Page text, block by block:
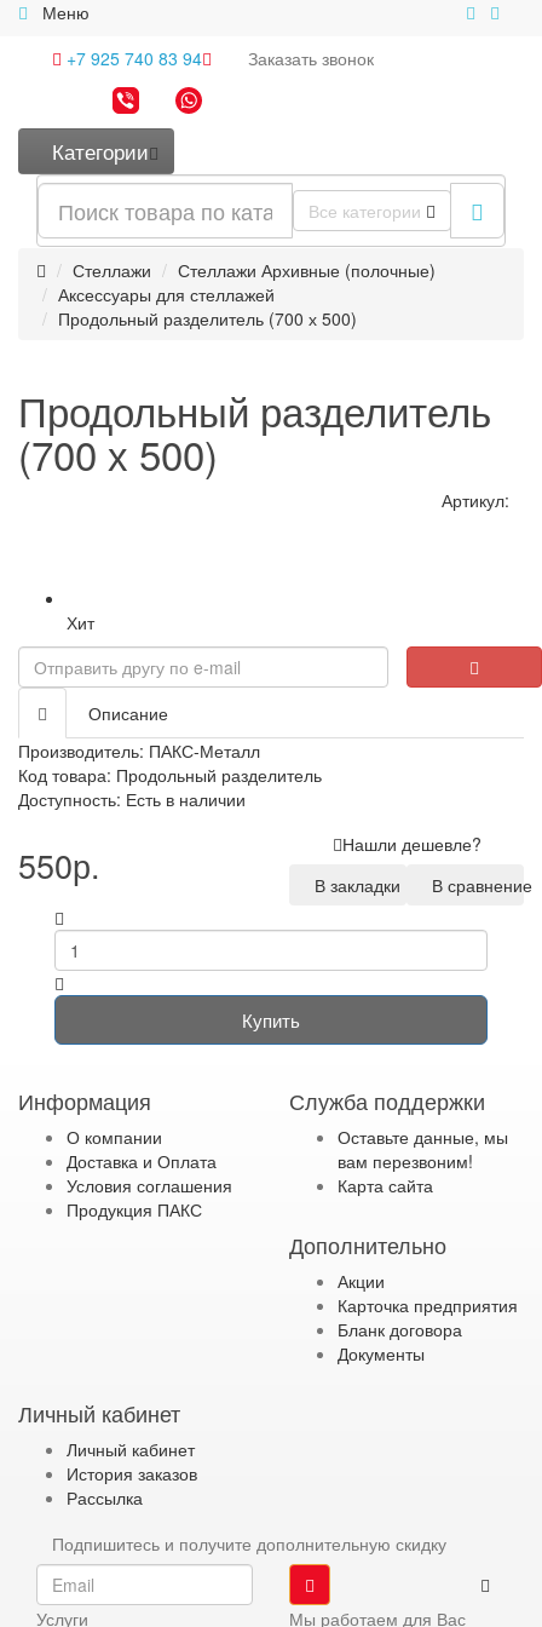
Меню
+7 925 740 83 94
Заказать звонок
Категории
Все категории
Стеллажи
Стеллажи Архивные (полочные)
Аксессуары для стеллажей
Продольный разделитель (700 х 500)
Продольный разделитель
(700 х 500)
Артикул:
Хит
Описание
Производитель: ПАКС-Металл
Код товара: Продольный разделитель
Доступность: Есть в наличии
550р.
Нашли дешевле?
В закладки
В сравнение
Купить
Информация
О компании
Доставка и Оплата
Условия соглашения
Продукция ПАКС
Служба поддержки
Оставьте данные, мы
вам перезвоним!
Карта сайта
Дополнительно
Акции
Карточка предприятия
Бланк договора
Документы
Личный кабинет
Личный кабинет
История заказов
Рассылка
Подпишитесь и получите дополнительную скидку
Услуги Мы работаем для Вас